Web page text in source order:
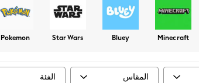
Minecraft
Bluey
Star Wars
Pokemon
المقاس الفئة